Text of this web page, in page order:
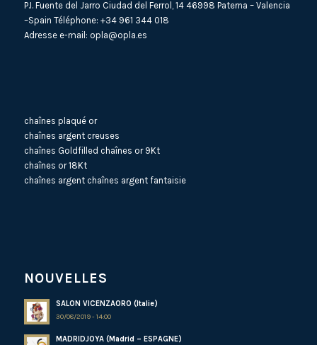
P.I. Fuente del Jarro Ciudad del Ferrol, 14 46998 Paterna – Valencia
–Spain Téléphone: +34 961 344 018
Adresse e-mail: opla@opla.es
chaînes plaqué or
chaînes argent creuses
chaînes Goldfilled chaînes or 9Kt
chaînes or 18Kt
chaînes argent chaînes argent fantaisie
NOUVELLES
SALON VICENZAORO (Italie)
30/08/2019 - 14:00
MADRIDJOYA (Madrid – ESPAGNE)